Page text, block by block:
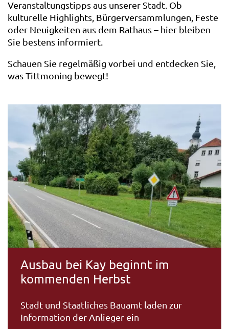
Veranstaltungstipps aus unserer Stadt. Ob
kulturelle Highlights, Bürgerversammlungen, Feste
oder Neuigkeiten aus dem Rathaus – hier bleiben
Sie bestens informiert.
Schauen Sie regelmäßig vorbei und entdecken Sie,
was Tittmoning bewegt!
Ausbau bei Kay beginnt im
kommenden Herbst
Stadt und Staatliches Bauamt laden zur
Information der Anlieger ein